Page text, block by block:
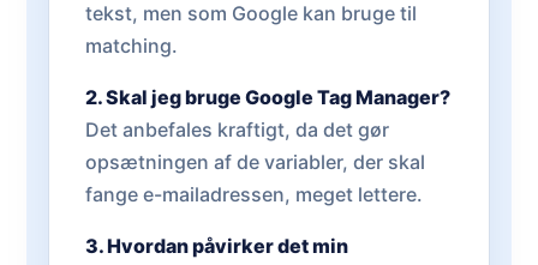
tekst, men som Google kan bruge til
matching.
2. Skal jeg bruge Google Tag Manager?
Det anbefales kraftigt, da det gør
opsætningen af de variabler, der skal
fange e-mailadressen, meget lettere.
3. Hvordan påvirker det min